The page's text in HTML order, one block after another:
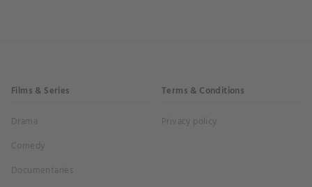
Films & Series
Drama
Comedy
Documentaries
Terms & Conditions
Privacy policy